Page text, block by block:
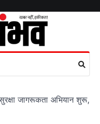
जागरूकता अभियान शुरू,